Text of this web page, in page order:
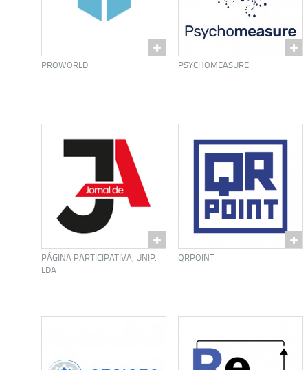
PROWORLD PSYCHOMEASURE
PÁGINA PARTICIPATIVA, UNIP.
LDA
QRPOINT